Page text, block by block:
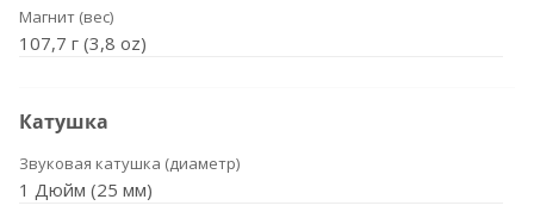
Магнит (вес)
107,7 г (3,8 oz)
Катушка
Звуковая катушка (диаметр)
1 Дюйм (25 мм)